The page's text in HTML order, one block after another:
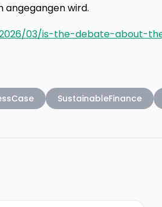
angegangen wird.
03/is-the-debate-about-
SustainableFinance